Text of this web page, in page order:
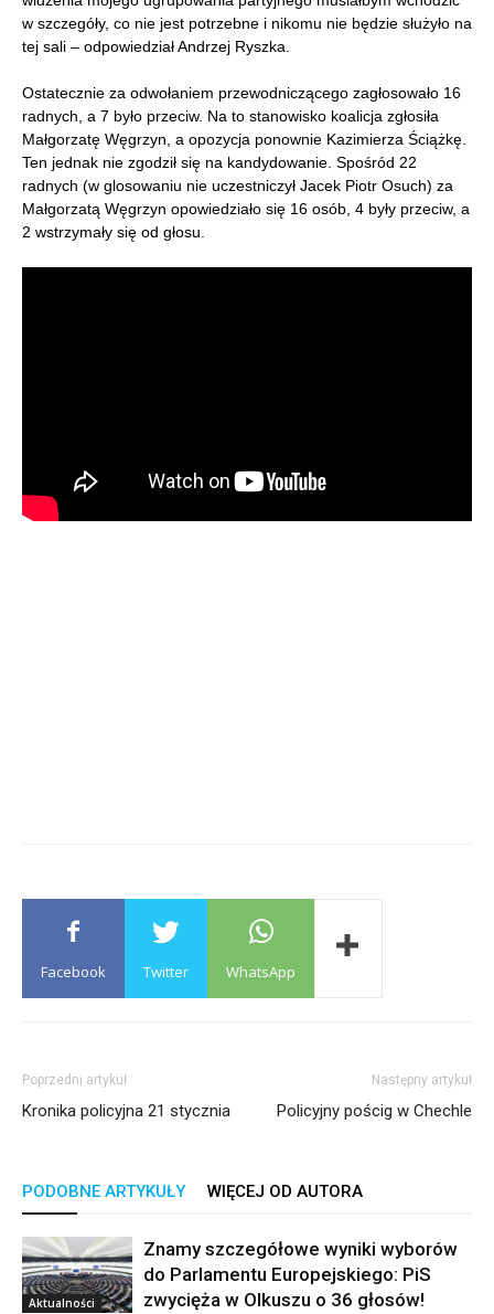
w szczegóły, co nie jest potrzebne i nikomu nie będzie służyło na
tej sali – odpowiedział Andrzej Ryszka.
Ostatecznie za odwołaniem przewodniczącego zagłosowało 16
radnych, a 7 było przeciw. Na to stanowisko koalicja zgłosiła
Małgorzatę Węgrzyn, a opozycja ponownie Kazimierza Ściążkę.
Ten jednak nie zgodził się na kandydowanie. Spośród 22
radnych (w glosowaniu nie uczestniczył Jacek Piotr Osuch) za
Małgorzatą Węgrzyn opowiedziało się 16 osób, 4 były przeciw, a
2 wstrzymały się od głosu.
Facebook Twitter WhatsApp
Poprzedni artykuł
Kronika policyjna 21 stycznia
Następny artykuł
Policyjny pościg w Chechle
PODOBNE ARTYKUŁY WIĘCEJ OD AUTORA
Aktualności
Znamy szczegółowe wyniki wyborów
do Parlamentu Europejskiego: PiS
zwycięża w Olkuszu o 36 głosów!